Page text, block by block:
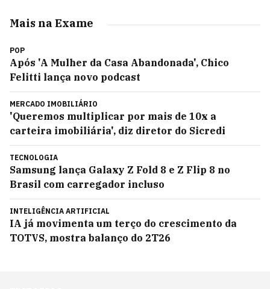
Mais na Exame
POP
Após 'A Mulher da Casa Abandonada', Chico
Felitti lança novo podcast
MERCADO IMOBILIÁRIO
'Queremos multiplicar por mais de 10x a
carteira imobiliária', diz diretor do Sicredi
TECNOLOGIA
Samsung lança Galaxy Z Fold 8 e Z Flip 8 no
Brasil com carregador incluso
INTELIGÊNCIA ARTIFICIAL
IA já movimenta um terço do crescimento da
TOTVS, mostra balanço do 2T26